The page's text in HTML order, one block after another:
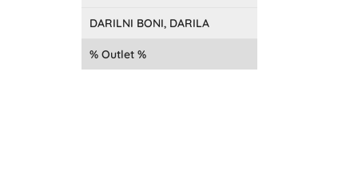
DARILNI BONI, DARILA
Outlet